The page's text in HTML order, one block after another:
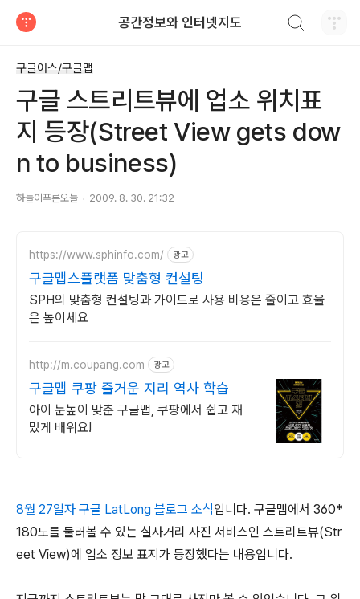
공간정보와 인터넷지도
구글어스/구글맵
구글 스트리트뷰에 업소 위치표
지 등장(Street View gets dow
n to business)
하늘이푸른오늘 2009. 8. 30. 21:32
https://www.sphinfo.com/ 광고
구글맵스플랫폼 맞춤형 컨설팅
SPH의 맞춤형 컨설팅과 가이드로 사용 비용은 줄이고 효율
은 높이세요
http://m.coupang.com 광고
구글맵 쿠팡 즐거운 지리 역사 학습
아이 눈높이 맞춘 구글맵, 쿠팡에서 쉽고 재
밌게 배워요!
8월 27일자 구글 LatLong 블로그 소식입니다. 구글맵에서 360*
180도를 둘러볼 수 있는 실사거리 사진 서비스인 스트리트뷰(Str
eet View)에 업소 정보 표지가 등장했다는 내용입니다.